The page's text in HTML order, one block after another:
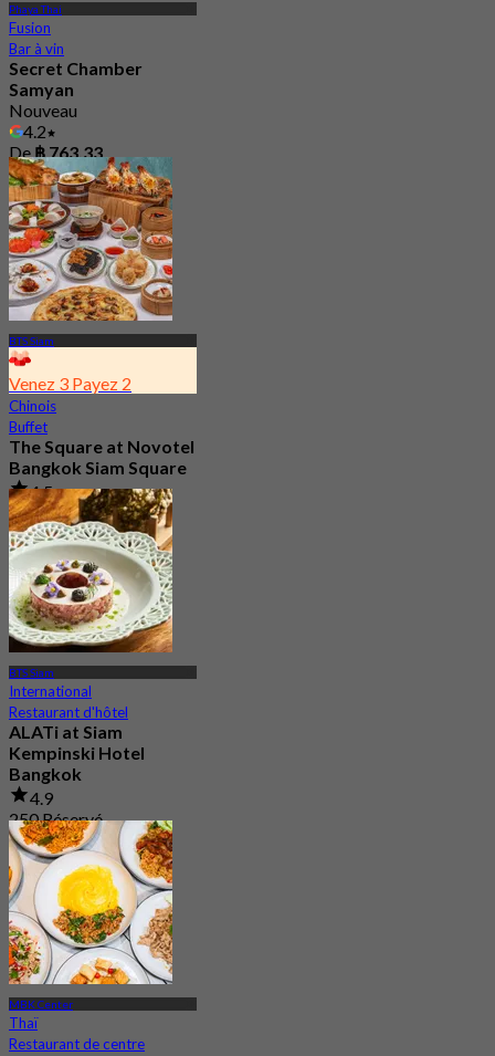
Phaya Thai
Fusion
Bar à vin
Secret Chamber
Samyan
Nouveau
4.2
De ฿ 763.33
BTS Siam
Venez 3 Payez 2
Chinois
Buffet
The Square at Novotel
Bangkok Siam Square
4.5
2.7K Réservé
De฿ 353.33
BTS Siam
International
Restaurant d'hôtel
ALATi at Siam
Kempinski Hotel
Bangkok
4.9
250 Réservé
De฿ 1,000
MBK Center
Thaï
Restaurant de centre